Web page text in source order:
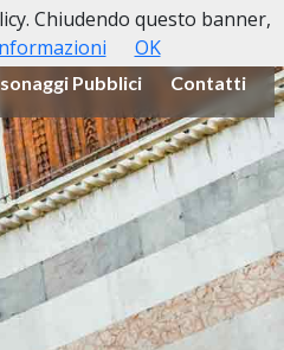
Pubblici Contatti
Chiudendo questo banner,
OK